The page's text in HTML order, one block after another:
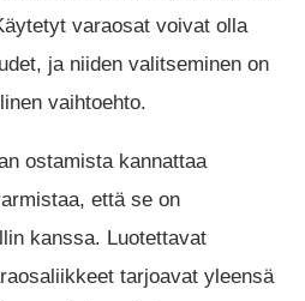
varaosat voivat olla
ja niiden valitseminen on
vaihtoehto.
ostamista kannattaa
että se on
kanssa. Luotettavat
tarjoavat yleensä